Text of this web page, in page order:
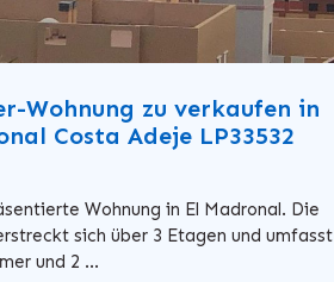
Wohnung zu verkaufen in
Costa Adeje LP33532
Wohnung in El Madronal. Die
sich über 3 Etagen und umfasst
und 2 ...